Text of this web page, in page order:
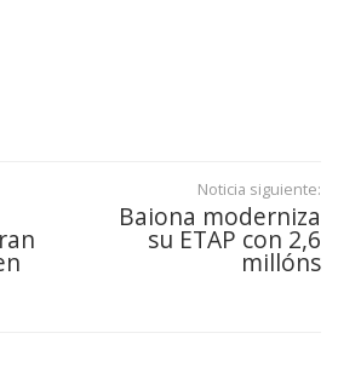
Noticia siguiente:
Baiona moderniza
su ETAP con 2,6
millóns